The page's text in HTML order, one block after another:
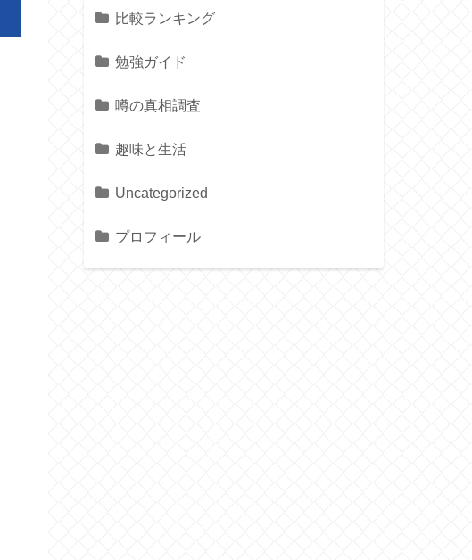
比較ランキング
勉強ガイド
噂の真相調査
趣味と生活
Uncategorized
プロフィール